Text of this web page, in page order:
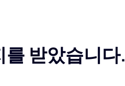
받았습니다.